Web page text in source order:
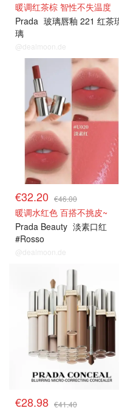
暖调红茶棕 智性不失温度
Prada 玻璃唇釉 221 红茶
璃
@dealmoon.de
€32.20 €46.00
暖调水红色 百搭不挑皮~
Prada Beauty 淡素口红
#Rosso
@dealmoon.de
€28.98 €41.40